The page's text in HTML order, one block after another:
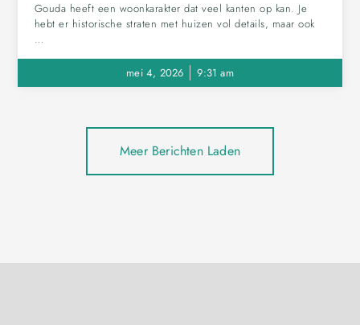
Gouda heeft een woonkarakter dat veel kanten op kan. Je
hebt er historische straten met huizen vol details, maar ook
…
mei 4, 2026 9:31 am
Meer Berichten Laden